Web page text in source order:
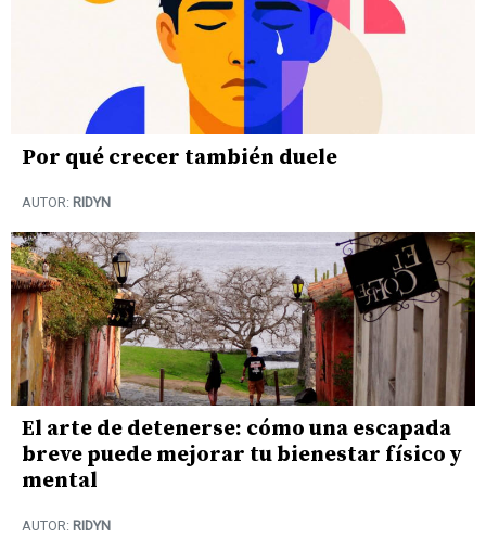
Por qué crecer también duele
AUTOR: RIDYN
El arte de detenerse: cómo una escapada
breve puede mejorar tu bienestar físico y
mental
AUTOR: RIDYN